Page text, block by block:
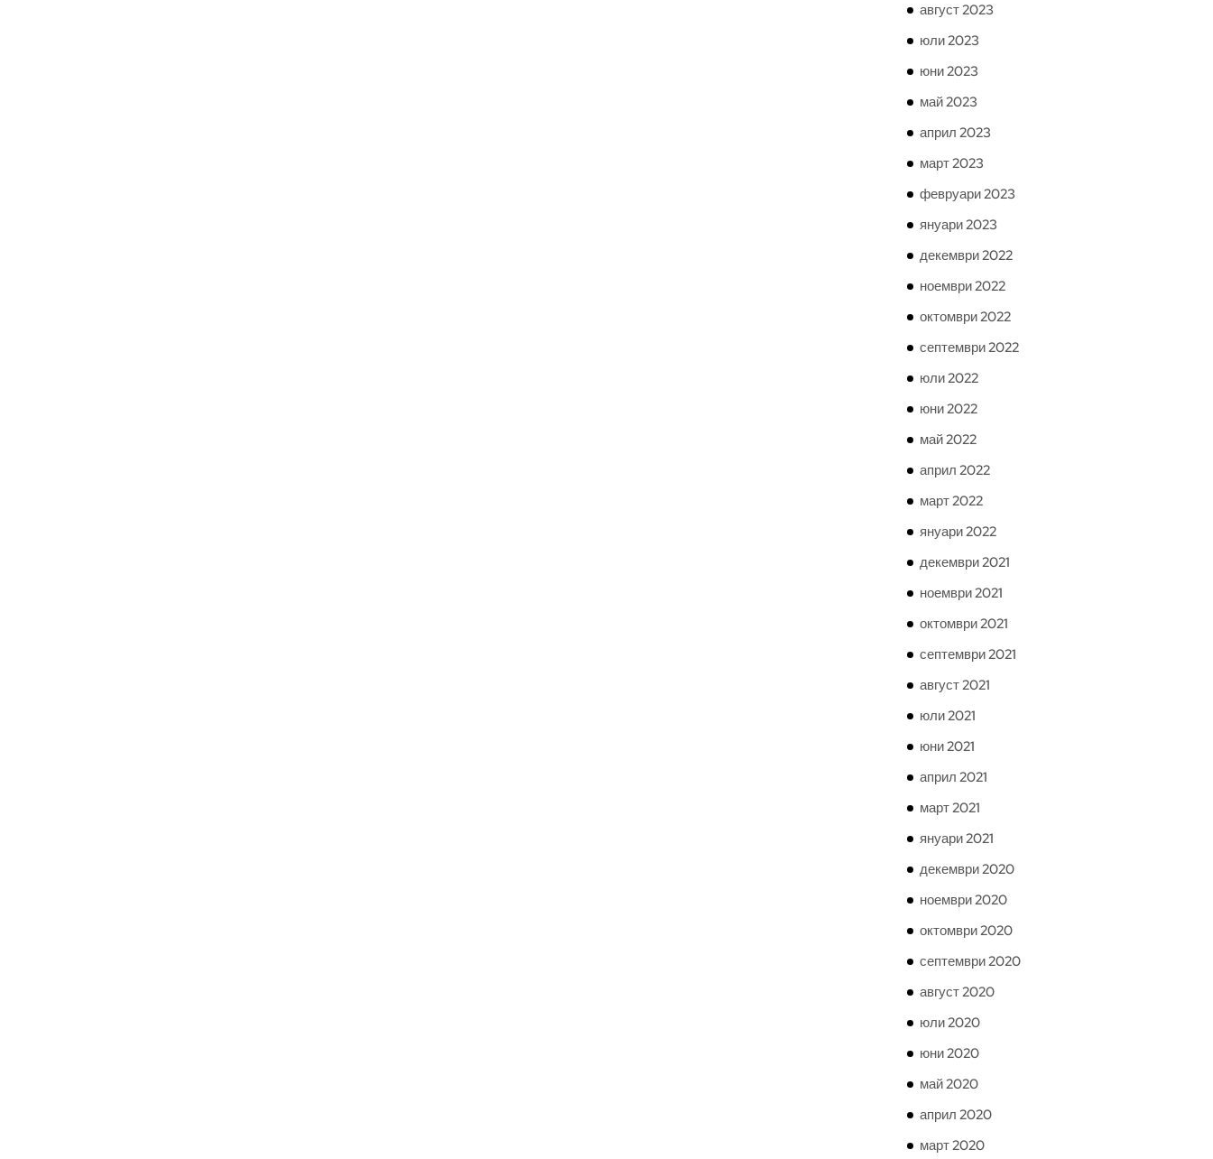
август 2023
юли 2023
юни 2023
май 2023
април 2023
март 2023
февруари 2023
януари 2023
декември 2022
ноември 2022
октомври 2022
септември 2022
юли 2022
юни 2022
май 2022
април 2022
март 2022
януари 2022
декември 2021
ноември 2021
октомври 2021
септември 2021
август 2021
юли 2021
юни 2021
април 2021
март 2021
януари 2021
декември 2020
ноември 2020
октомври 2020
септември 2020
август 2020
юли 2020
юни 2020
май 2020
април 2020
март 2020